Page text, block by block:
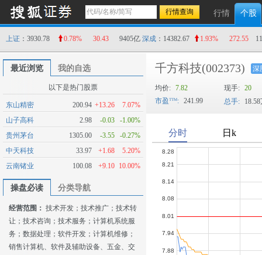
行情 个股
上证 ：3930.78 0.78% 30.43 9405亿 深成 ：14382.67 1.93% 272.55
最近浏览 我的自选
以下是热门股票
东山精密 200.94 +13.26
7.07%
山子高科
2.98 -0.03
-1.00%
贵州茅台
1305.00 -3.55
-0.27%
中天科技
33.97 +1.68
5.20%
云南锗业
100.08 +9.10 10.00%
操盘必读 分类导航
经营范围： 技术开发；技术推广；技术转
让；技术咨询；技术服务；计算机系统服
务；数据处理；软件开发；计算机维修；
销售计算机、软件及辅助设备、五金、交
千方科技(002373) 深
均价: 7.82 现手: 20
市盈
: 241.99 总手: